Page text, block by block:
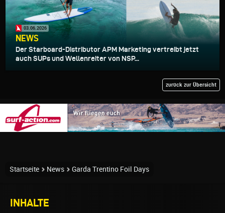
03.06.2026
NEWS
Der Starboard-Distributor APM Marketing vertreibt jetzt
auch SUPs und Wellenreiter von NSP...
zurück zur Übersicht
Startseite News Garda Trentino Foil Days
INHALTE